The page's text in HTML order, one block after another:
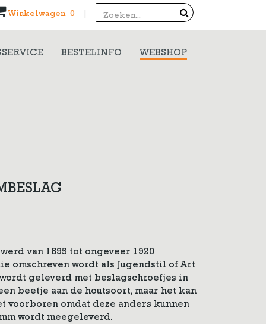
Winkelwagen 0
BESTELINFO WEBSHOP
van 1895 tot ongeveer 1920
omschreven wordt als Jugendstil of Art
geleverd met beslagschroefjes in
beetje aan de houtsoort, maar het kan
voorboren omdat deze anders kunnen
wordt meegeleverd.